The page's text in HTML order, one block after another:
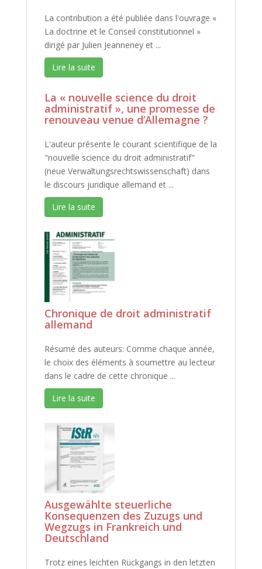
La contribution a été publiée dans l'ouvrage «
La doctrine et le Conseil constitutionnel »
dirigé par Julien Jeanneney et ...
Lire la suite
La « nouvelle science du droit
administratif », une promesse de
renouveau venue d’Allemagne ?
L'auteur présente le courant scientifique de la
"nouvelle science du droit administratif"
(neue Verwaltungsrechtswissenschaft) dans
le discours juridique allemand et ...
Lire la suite
Chronique de droit administratif
allemand
Résumé des auteurs: Comme chaque année,
le choix des éléments à soumettre au lecteur
dans le cadre de cette chronique ...
Lire la suite
Ausgewählte steuerliche
Konsequenzen des Zuzugs und
Wegzugs in Frankreich und
Deutschland
Trotz eines leichten Rückgangs in den letzten